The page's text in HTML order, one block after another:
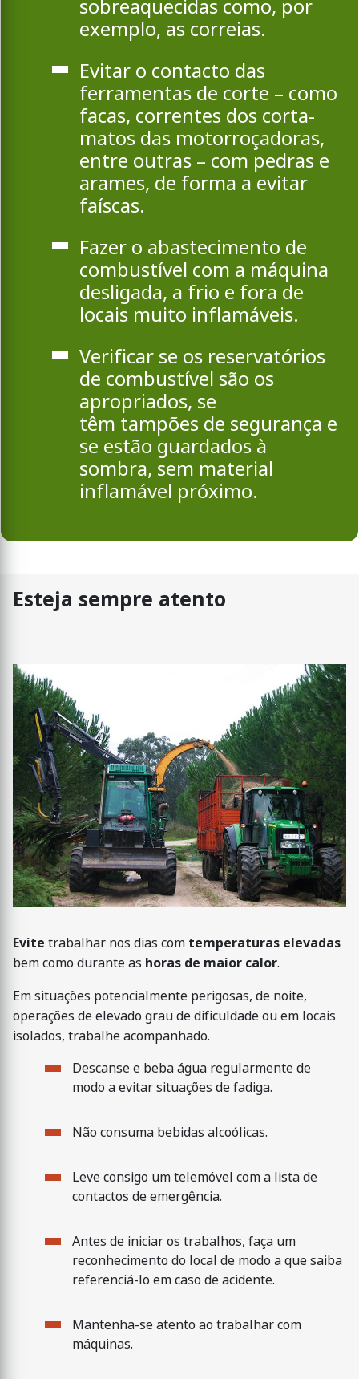
sobreaquecidas como, por
exemplo, as correias.
Evitar o contacto das
ferramentas de corte – como
facas, correntes dos corta-
matos das motorroçadoras,
entre outras – com pedras e
arames, de forma a evitar
faíscas.
Fazer o abastecimento de
combustível com a máquina
desligada, a frio e fora de
locais muito inflamáveis.
Verificar se os reservatórios
de combustível são os
apropriados, se
têm tampões de segurança e
se estão guardados à
sombra, sem material
inflamável próximo.
Esteja sempre atento
Evite trabalhar nos dias com temperaturas elevadas
bem como durante as horas de maior calor.
Em situações potencialmente perigosas, de noite,
operações de elevado grau de dificuldade ou em locais
isolados, trabalhe acompanhado.
Descanse e beba água regularmente de
modo a evitar situações de fadiga.
Não consuma bebidas alcoólicas.
Leve consigo um telemóvel com a lista de
contactos de emergência.
Antes de iniciar os trabalhos, faça um
reconhecimento do local de modo a que saiba
referenciá-lo em caso de acidente.
Mantenha-se atento ao trabalhar com
máquinas.